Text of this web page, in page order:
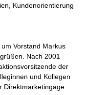
Kundenorientierung
Vorstand Markus
Nach 2001
der
und Kollegen
Direktmarketingage